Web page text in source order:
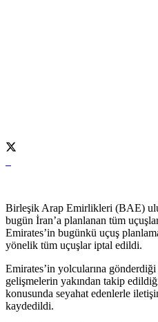
Birleşik Arap Emirlikleri (BAE)
bugün İran’a planlanan tüm
Emirates’in bugünkü uçuş
yönelik tüm uçuşlar iptal edildi.
Emirates’in yolcularına
gelişmelerin yakından takip
konusunda seyahat edenlerle
kaydedildi.